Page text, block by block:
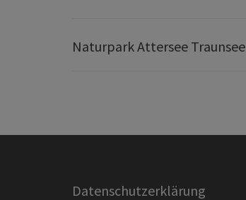
Naturpark Attersee Traunsee
Datenschutzerklärung